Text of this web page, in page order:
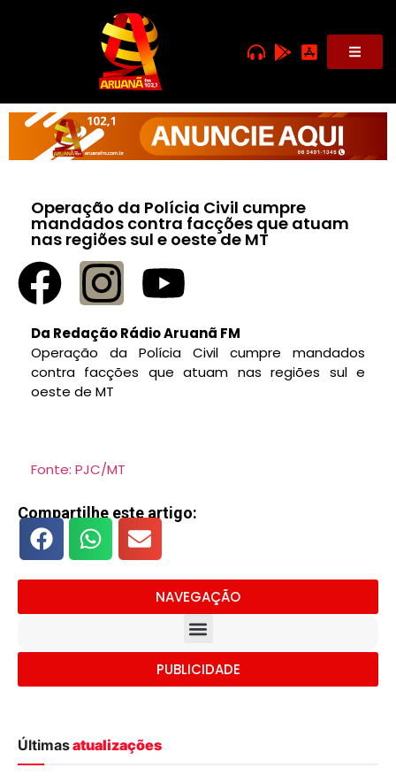
Operação da Polícia Civil cumpre
mandados contra facções que atuam
nas regiões sul e oeste de MT
Da Redação Rádio Aruanã FM
Operação da Polícia Civil cumpre mandados
contra facções que atuam nas regiões sul e
oeste de MT
Fonte: PJC/MT
Compartilhe este artigo:
NAVEGAÇÃO
PUBLICIDADE
Últimasatualizações